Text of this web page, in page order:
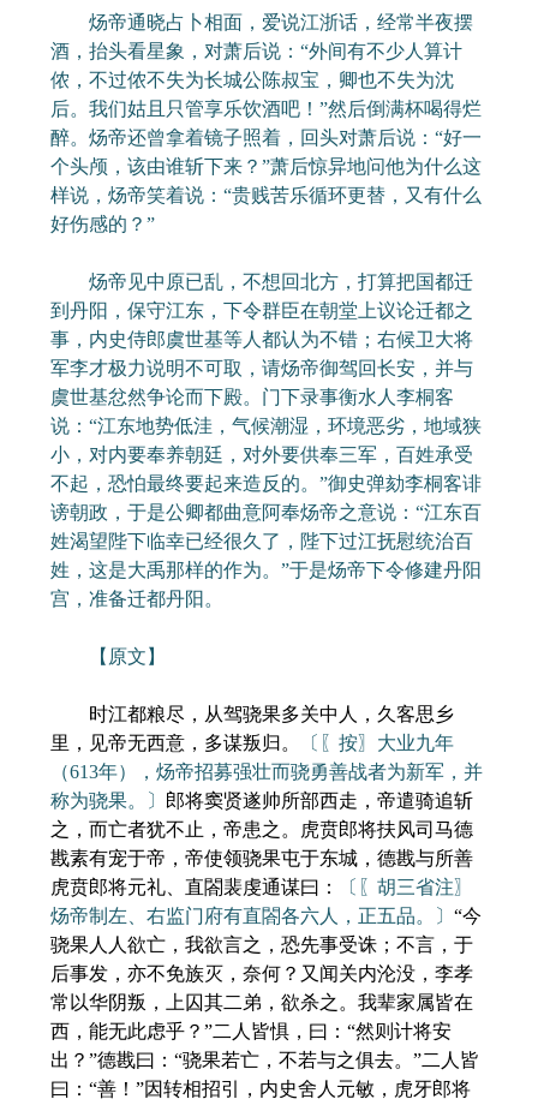
炀帝通晓占卜相面，爱说江浙话，经常半夜摆
酒，抬头看星象，对萧后说：“外间有不少人算计
侬，不过侬不失为长城公陈叔宝，卿也不失为沈
后。我们姑且只管享乐饮酒吧！”然后倒满杯喝得烂
醉。炀帝还曾拿着镜子照着，回头对萧后说：“好一
个头颅，该由谁斩下来？”萧后惊异地问他为什么这
样说，炀帝笑着说：“贵贱苦乐循环更替，又有什么
好伤感的？”
炀帝见中原已乱，不想回北方，打算把国都迁
到丹阳，保守江东，下令群臣在朝堂上议论迁都之
事，内史侍郎虞世基等人都认为不错；右候卫大将
军李才极力说明不可取，请炀帝御驾回长安，并与
虞世基忿然争论而下殿。门下录事衡水人李桐客
说：“江东地势低洼，气候潮湿，环境恶劣，地域狭
小，对内要奉养朝廷，对外要供奉三军，百姓承受
不起，恐怕最终要起来造反的。”御史弹劾李桐客诽
谤朝政，于是公卿都曲意阿奉炀帝之意说：“江东百
姓渴望陛下临幸已经很久了，陛下过江抚慰统治百
姓，这是大禹那样的作为。”于是炀帝下令修建丹阳
宫，准备迁都丹阳。
【原文】
时江都粮尽，从驾骁果多关中人，久客思乡
里，见帝无西意，多谋叛归。
〔〖按〗大业九年
（613年），炀帝招募强壮而骁勇善战者为新军，并
称为骁果。〕 郎将窦贤遂帅所部西走，帝遣骑追斩
之，而亡者犹不止，帝患之。虎贲郎将扶风司马德
戡素有宠于帝，帝使领骁果屯于东城，德戡与所善
虎贲郎将元礼、直閤裴虔通谋曰：
〔〖胡三省注〗
炀帝制左、右监门府有直閤各六人，正五品。〕 “今
骁果人人欲亡，我欲言之，恐先事受诛；不言，于
后事发，亦不免族灭，奈何？又闻关内沦没，李孝
常以华阴叛，上囚其二弟，欲杀之。我辈家属皆在
西，能无此虑乎？”二人皆惧，曰：“然则计将安
出？”德戡曰：“骁果若亡，不若与之俱去。”二人皆
曰：“善！”因转相招引，内史舍人元敏，虎牙郎将